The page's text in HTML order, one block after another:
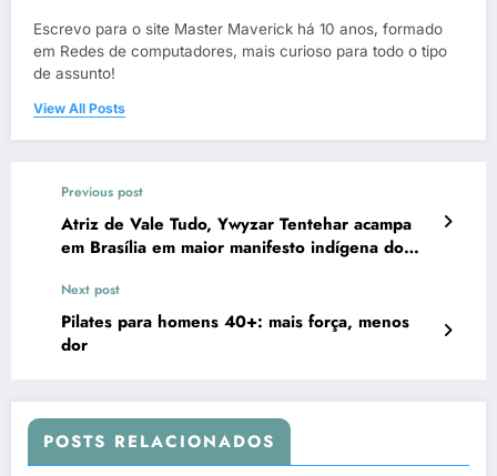
Escrevo para o site Master Maverick há 10 anos, formado
em Redes de computadores, mais curioso para todo o tipo
de assunto!
View All Posts
Previous post
Atriz de Vale Tudo, Ywyzar Tentehar acampa
em Brasília em maior manifesto indígena do
Next post
Pilates para homens 40+: mais força, menos
dor
POSTS RELACIONADOS